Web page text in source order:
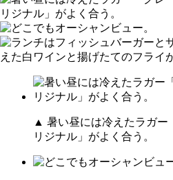
▲ 暑い昼には冷えたラガー
リジナル」がよく合う。